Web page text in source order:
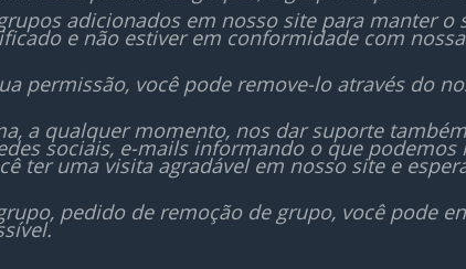
adicionados em nosso site para manter o
e não estiver em conformidade com
permissão, você pode remove-lo através do
a qualquer momento, nos dar suporte
sociais, e-mails informando o que podemos
ter uma visita agradável em nosso site e
pedido de remoção de grupo, você pode